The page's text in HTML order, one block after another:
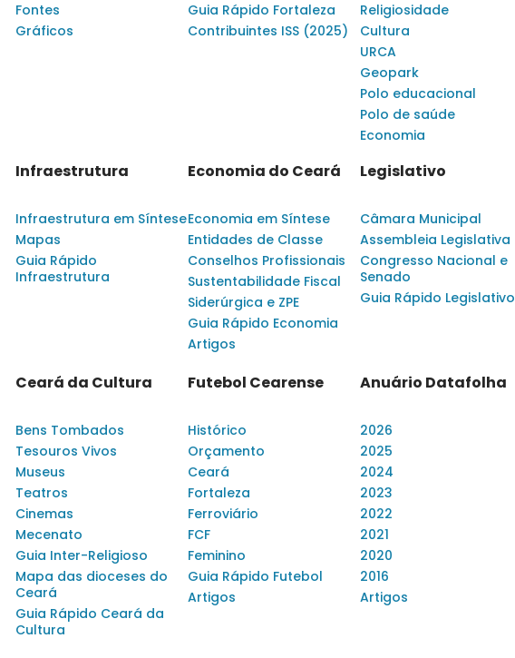
Fontes
Gráficos
Guia Rápido Fortaleza
Contribuintes ISS (2025)
Religiosidade
Cultura
URCA
Geopark
Polo educacional
Polo de saúde
Economia
Infraestrutura
Infraestrutura em Síntese
Mapas
Guia Rápido
Infraestrutura
Economia do Ceará
Economia em Síntese
Entidades de Classe
Conselhos Profissionais
Sustentabilidade Fiscal
Siderúrgica e ZPE
Guia Rápido Economia
Artigos
Legislativo
Câmara Municipal
Assembleia Legislativa
Congresso Nacional e
Senado
Guia Rápido Legislativo
Ceará da Cultura
Bens Tombados
Tesouros Vivos
Museus
Teatros
Cinemas
Mecenato
Guia Inter-Religioso
Mapa das dioceses do
Ceará
Guia Rápido Ceará da
Cultura
Futebol Cearense
Histórico
Orçamento
Ceará
Fortaleza
Ferroviário
FCF
Feminino
Guia Rápido Futebol
Artigos
Anuário Datafolha
2026
2025
2024
2023
2022
2021
2020
2016
Artigos